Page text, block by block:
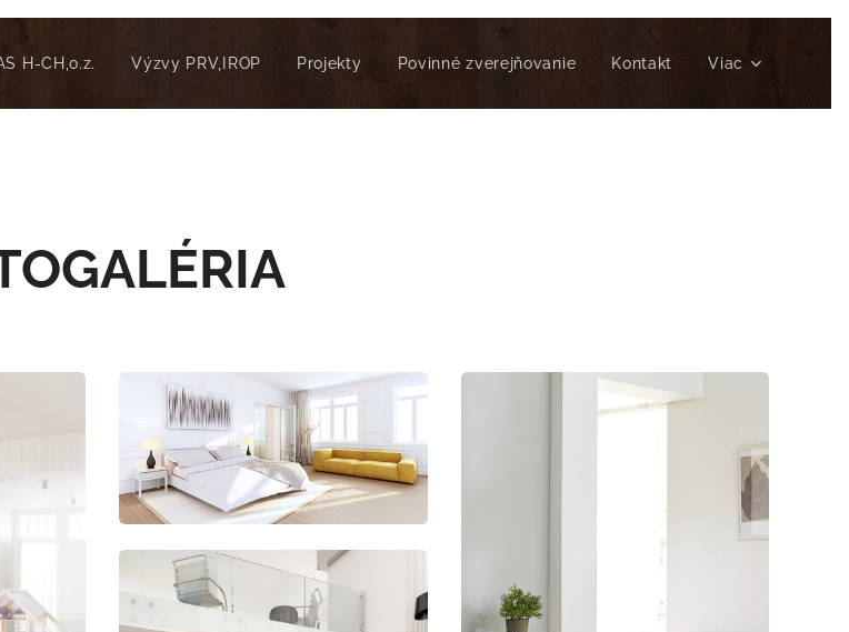
H-CH,o.z. Výzvy PRV,IROP Projekty Povinné zverejňovanie Kontakt Viac